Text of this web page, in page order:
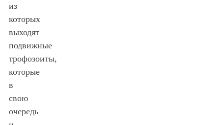
из
которых
выходят
подвижные
трофозоиты,
которые
в
свою
очередь